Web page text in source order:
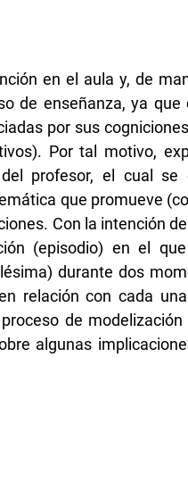
en el aula y, de
de enseñanza, ya
por sus
Por tal motivo,
profesor, el cual se
que promueve
Con la intención
(episodio) en el
durante dos
relación con cada
de
algunas